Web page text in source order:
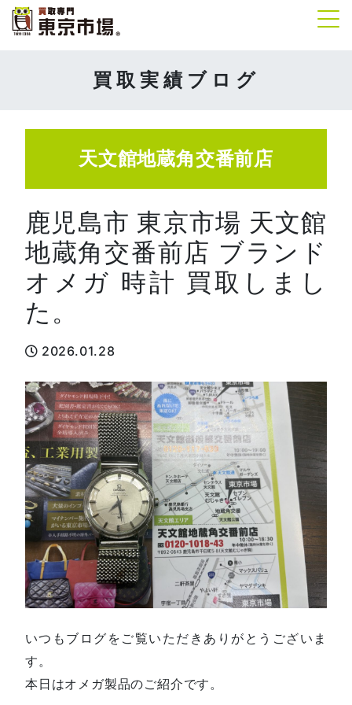
買取実績ブログ
天文館地蔵角交番前店
鹿児島市 東京市場 天文館
地蔵角交番前店 ブランド
オメガ 時計 買取しまし
た。
2026.01.28
いつもブログをご覧いただきありがとうございま
す。
本日はオメガ製品のご紹介です。